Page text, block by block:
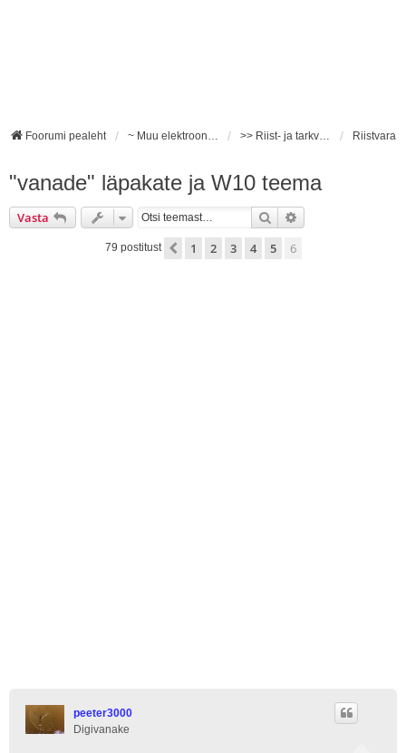
Foorumi pealeht ~ Muu elektroonika ~ >> Riist- ja tarkvara << Riistvara
"vanade" läpakate ja W10 teema
Vasta Otsi
79 postitust Eelmine
1 2 3 4 5 6
peeter3000
Digivanake